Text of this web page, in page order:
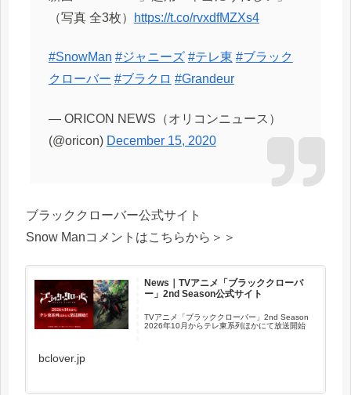
（写真 全3枚）
https://t.co/rvxdfMZXs4
#SnowMan #ジャニーズ #テレ東 #ブラック
クローバー #ブラクロ #Grandeur
— ORICON NEWS（オリコンニュース）
(@oricon) December 15, 2020
ブラッククローバー公式サイト
Snow Manコメントはこちらから＞＞
News｜TVアニメ「ブラッククローバ
ー」2nd Season公式サイト
TVアニメ「ブラッククローバー」2nd Season
2026年10月からテレ東系列ほかにて放送開始
bclover.jp